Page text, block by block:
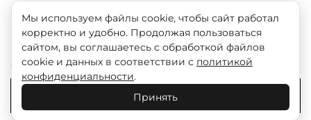
В корзину
Справочник
© 2025 Любое использование контента без письменного
разрешения запрещено
Продолжая использовать наш сайт, вы даете согласие
на обработку файлов cookie, которые обеспечивают
правильную работу сайта и соглашаетесь с нашей
Политикой безопасности
Понятно
Мы используем файлы cookie, чтобы сайт работал
корректно и удобно. Продолжая пользоваться
сайтом, вы соглашаетесь с обработкой файлов
cookie и данных в соответствии с политикой
конфиденциальности.
Принять